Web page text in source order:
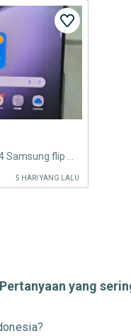
5 HARI YANG LALU
Pertanyaan yang